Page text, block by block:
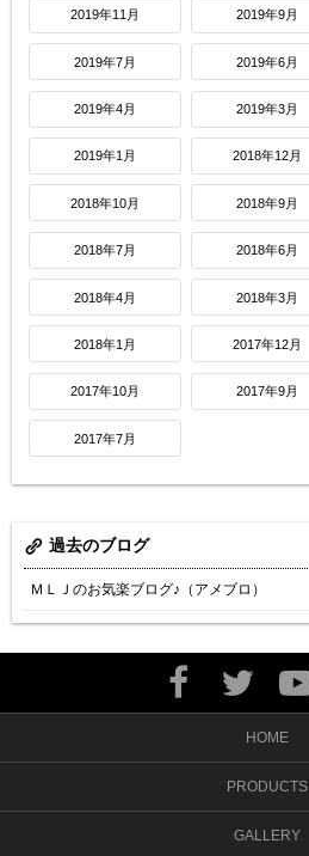
2019年11月 2019年9月
2019年7月 2019年6月
2019年4月 2019年3月
2019年1月 2018年12月
2018年10月 2018年9月
2018年7月 2018年6月
2018年4月 2018年3月
2018年1月 2017年12月
2017年10月 2017年9月
2017年7月
過去のブログ
ＭＬＪのお気楽ブログ♪（アメブロ）
HOME
PRODUCTS
GALLERY